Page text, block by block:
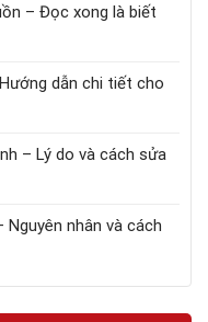
– Đọc xong là biết
dẫn chi tiết cho
– Lý do và cách sửa
Nguyên nhân và cách